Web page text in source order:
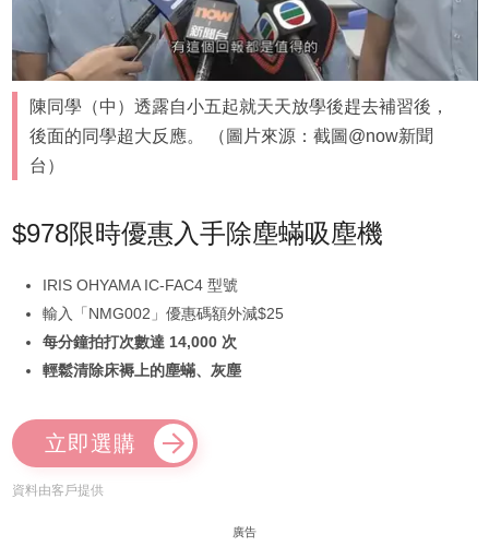
陳同學（中）透露自小五起就天天放學後趕去補習後，
後面的同學超大反應。 （圖片來源：截圖@now新聞
台）
$978限時優惠入手除塵蟎吸塵機
IRIS OHYAMA IC-FAC4 型號
輸入「NMG002」優惠碼額外減$25
每分鐘拍打次數達 14,000 次
輕鬆清除床褥上的塵蟎、灰塵
立即選購
資料由客戶提供
廣告